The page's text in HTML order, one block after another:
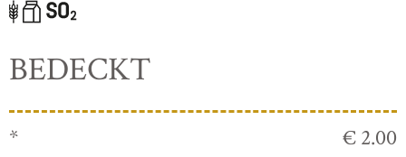
BEDECKT
* € 2.00